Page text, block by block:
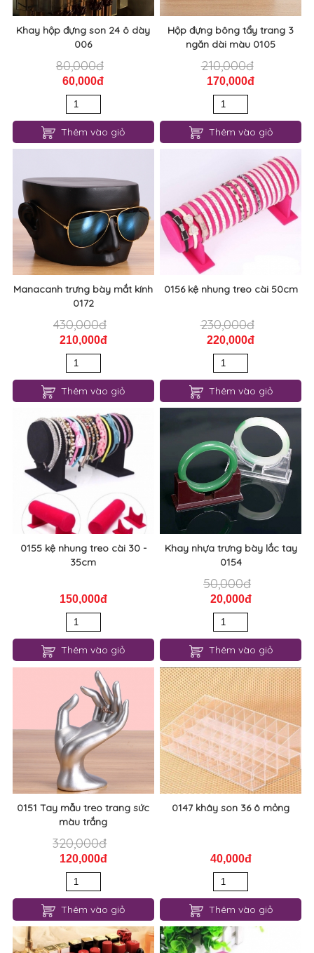
Khay hộp đựng son 24 ô dày
006
80,000đ
60,000đ
Thêm vào giỏ
Hộp đựng bông tẩy trang 3
ngăn dài màu 0105
210,000đ
170,000đ
Thêm vào giỏ
Manacanh trưng bày mắt kính
0172
430,000đ
210,000đ
Thêm vào giỏ
0156 kệ nhung treo cài 50cm
230,000đ
220,000đ
Thêm vào giỏ
0155 kệ nhung treo cài 30 -
35cm
150,000đ
Thêm vào giỏ
Khay nhựa trưng bày lắc tay
0154
50,000đ
20,000đ
Thêm vào giỏ
0151 Tay mẫu treo trang sức
màu trắng
320,000đ
120,000đ
Thêm vào giỏ
0147 khây son 36 ô mỏng
40,000đ
Thêm vào giỏ